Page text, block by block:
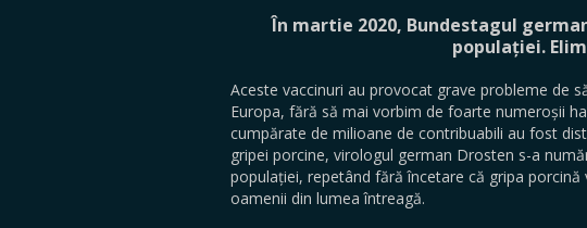
În martie 2020, Bundestagul
populației.
Aceste vaccinuri au provocat grave probleme de
Europa, fără să mai vorbim de foarte numeroșii
cumpărate de milioane de contribuabili au fost
gripei porcine, virologul german Drosten s-a
populației, repetând fără încetare că gripa
oamenii din lumea întreagă.